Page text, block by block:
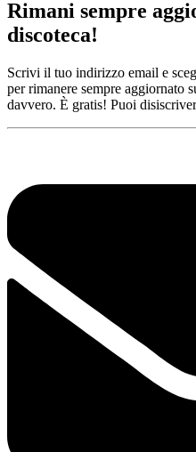
Rimani sempre
discoteca!
Scrivi il tuo indirizzo email e
per rimanere sempre aggiornato
davvero. È gratis! Puoi